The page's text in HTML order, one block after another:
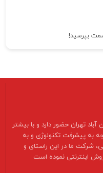
بپرسید!
در بازار حسن آباد تهران حضور دارد و با بیشتر
به پیشرفت تکنولوژی و به
شرکت ما در این راستای و
اینترنتی نموده است